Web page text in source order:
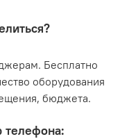
Бесплатно
оборудования
бюджета.
телефона: